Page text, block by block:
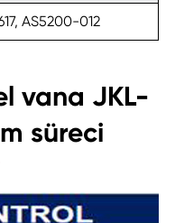
AS5200-012
vana JKL-
süreci